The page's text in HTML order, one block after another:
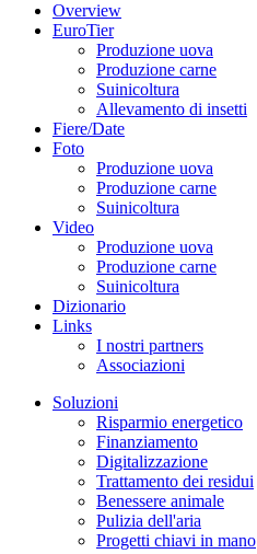
Overview
EuroTier
Produzione uova
Produzione carne
Suinicoltura
Allevamento di insetti
Fiere/Date
Foto
Produzione uova
Produzione carne
Suinicoltura
Video
Produzione uova
Produzione carne
Suinicoltura
Dizionario
Links
I nostri partners
Associazioni
Soluzioni
Risparmio energetico
Finanziamento
Digitalizzazione
Trattamento dei residui
Benessere animale
Pulizia dell'aria
Progetti chiavi in mano